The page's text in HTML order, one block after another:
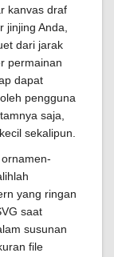
kanvas draf
Anda,
dari jarak
permainan
dapat
pengguna
saja,
sekalipun.
yang ringan
saat
susunan
file